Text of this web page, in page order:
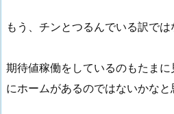
もう、チンとつるんでいる訳では
期待値稼働をしているのもたま
にホームがあるのではないかなと